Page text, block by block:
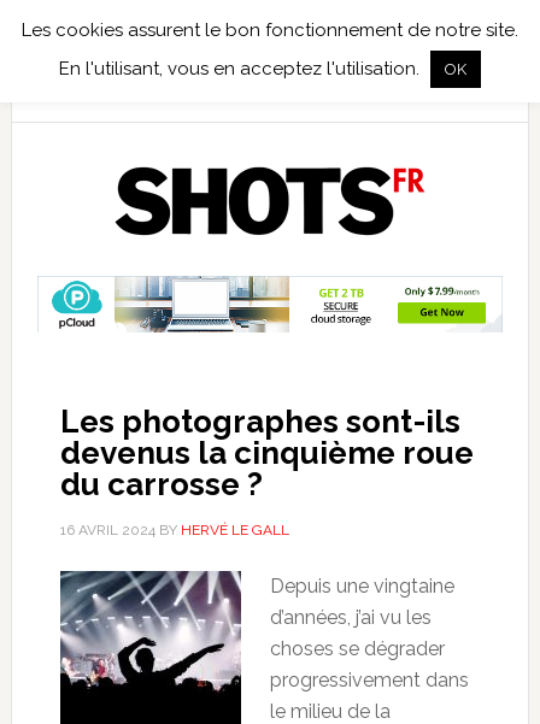
Les photographes sont-ils
devenus la cinquième roue
du carrosse ?
16 AVRIL 2024 BY HERVÉ LE GALL
Depuis une vingtaine
d’années, j’ai vu les
choses se dégrader
progressivement dans
le milieu de la
Les cookies assurent le bon fonctionnement de notre site.
En l'utilisant, vous en acceptez l'utilisation.
OK